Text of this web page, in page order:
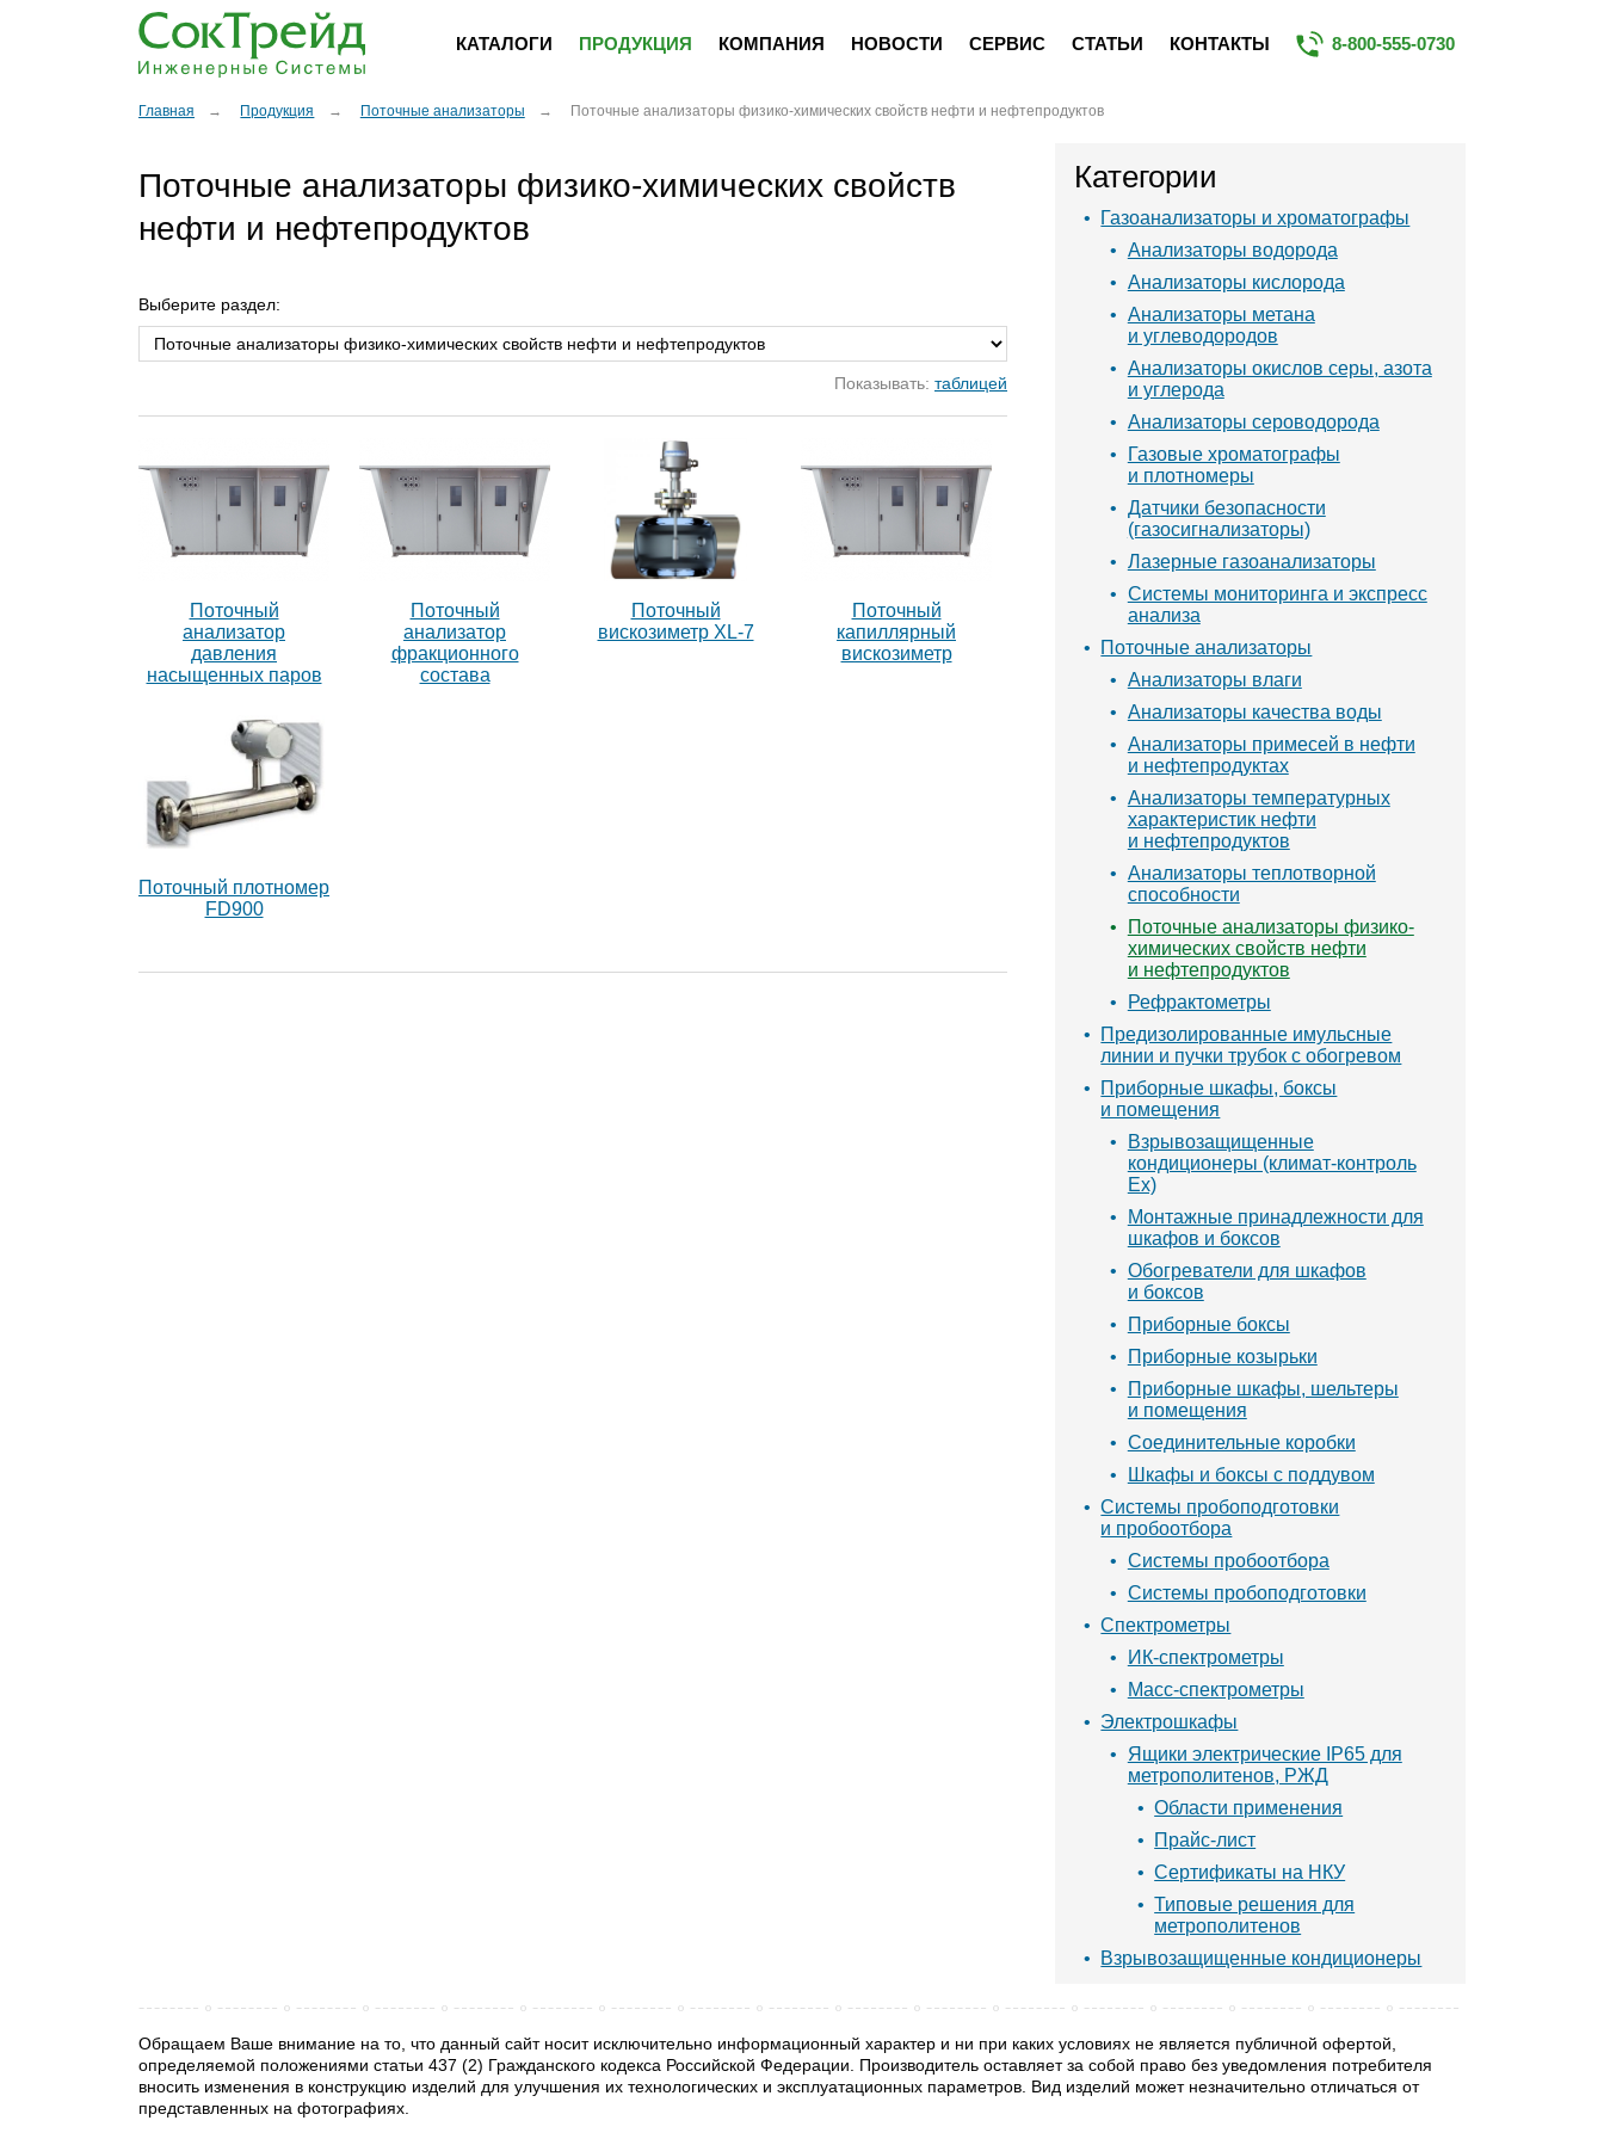
КАТАЛОГИ ПРОДУКЦИЯ КОМПАНИЯ НОВОСТИ СЕРВИС СТАТЬИ КОНТАКТЫ 8-800-555-0730
Главная Продукция Поточные анализаторы Поточные анализаторы физико-химических свойств нефти и нефтепродуктов
Поточные анализаторы физико-химических свойств
нефти и нефтепродуктов
Выберите раздел:
Показывать: таблицей
Поточный
анализатор
давления
насыщенных паров
Поточный
анализатор
фракционного
состава
Поточный
вискозиметр XL-7
Поточный
капиллярный
вискозиметр
Поточный плотномер
FD900
Категории
Газоанализаторы и хроматографы
Анализаторы водорода
Анализаторы кислорода
Анализаторы метана
и углеводородов
Анализаторы окислов серы, азота
и углерода
Анализаторы сероводорода
Газовые хроматографы
и плотномеры
Датчики безопасности
(газосигнализаторы)
Лазерные газоанализаторы
Системы мониторинга и экспресс
анализа
Поточные анализаторы
Анализаторы влаги
Анализаторы качества воды
Анализаторы примесей в нефти
и нефтепродуктах
Анализаторы температурных
характеристик нефти
и нефтепродуктов
Анализаторы теплотворной
способности
Поточные анализаторы физико-
химических свойств нефти
и нефтепродуктов
Рефрактометры
Предизолированные имульсные
линии и пучки трубок с обогревом
Приборные шкафы, боксы
и помещения
Взрывозащищенные
кондиционеры (климат-контроль
Ex)
Монтажные принадлежности для
шкафов и боксов
Обогреватели для шкафов
и боксов
Приборные боксы
Приборные козырьки
Приборные шкафы, шельтеры
и помещения
Соединительные коробки
Шкафы и боксы с поддувом
Системы пробоподготовки
и пробоотбора
Системы пробоотбора
Системы пробоподготовки
Спектрометры
ИК-спектрометры
Масс-спектрометры
Электрошкафы
Ящики электрические IP65 для
метрополитенов, РЖД
Области применения
Прайс-лист
Сертификаты на НКУ
Типовые решения для
метрополитенов
Взрывозащищенные кондиционеры
Обращаем Ваше внимание на то, что данный сайт носит исключительно информационный характер и ни при каких условиях не является публичной офертой,
определяемой положениями статьи 437 (2) Гражданского кодекса Российской Федерации. Производитель оставляет за собой право без уведомления потребителя
вносить изменения в конструкцию изделий для улучшения их технологических и эксплуатационных параметров. Вид изделий может незначительно отличаться от
представленных на фотографиях.